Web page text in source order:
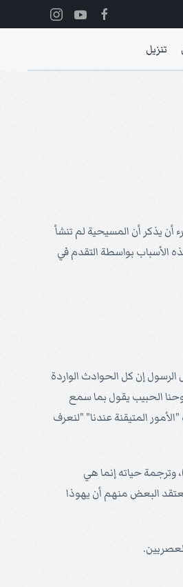
تنزيل
أن يذكر أن المسيحية لم تنشأ
الأسباب بواسطة التقدم في
إن كل الحوادث الواردة
الحبيب يقول بما سمع
المتيقنة عندنا" "لنعرف
حياته إنما هي
البعض منهم أن يهوذا